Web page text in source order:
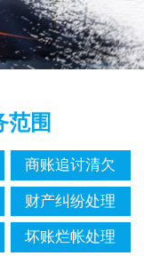
范围
商账追讨清欠
财产纠纷处理
坏账烂帐处理